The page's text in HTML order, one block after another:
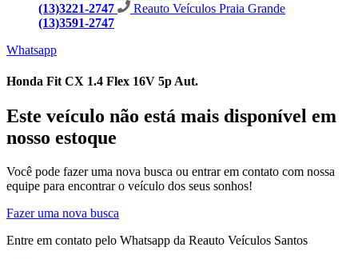
(13)3221-2747
Reauto Veículos Praia Grande
(13)3591-2747
Whatsapp
Honda Fit CX 1.4 Flex 16V 5p Aut.
Este veículo não está mais disponível em
nosso estoque
Você pode fazer uma nova busca ou entrar em contato com nossa
equipe para encontrar o veículo dos seus sonhos!
Fazer uma nova busca
Entre em contato pelo Whatsapp da Reauto Veículos Santos